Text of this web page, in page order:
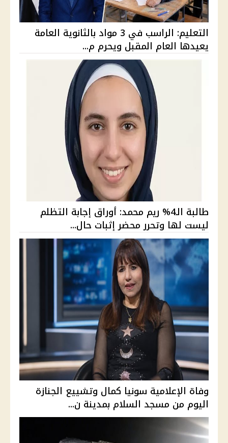
التعليم: الراسب في 3 مواد بالثانوية العامة
يعيدها العام المقبل ويحرم م...
طالبة الـ4% ريم محمد: أوراق إجابة التظلم
ليست لها وتحرر محضر إثبات حال...
وفاة الإعلامية سونيا كمال وتشييع الجنازة
اليوم من مسجد السلام بمدينة ن...